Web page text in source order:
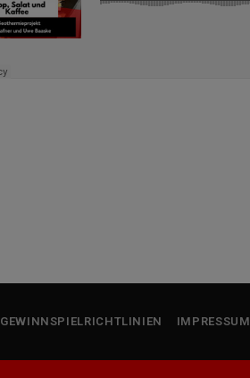
GEWINNSPIELRICHTLINIEN IMPRESSUM